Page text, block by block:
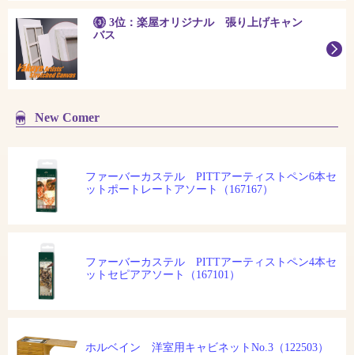
3位：楽屋オリジナル 張り上げキャン
バス
New Comer
ファーバーカステル PITTアーティストペン6本セ
ットポートレートアソート（167167）
ファーバーカステル PITTアーティストペン4本セ
ットセピアアソート（167101）
ホルベイン 洋室用キャビネットNo.3（122503）